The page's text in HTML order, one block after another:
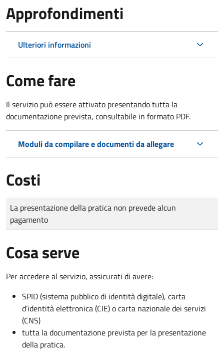
Approfondimenti
Ulteriori informazioni
Come fare
Il servizio può essere attivato presentando tutta la
documentazione prevista, consultabile in formato PDF.
Moduli da compilare e documenti da allegare
Costi
Tipo di pagamento
Importo
La presentazione della pratica non prevede alcun
pagamento
Cosa serve
Per accedere al servizio, assicurati di avere:
SPID (sistema pubblico di identità digitale), carta
d’identità elettronica (CIE) o carta nazionale dei servizi
(CNS)
tutta la documentazione prevista per la presentazione
della pratica.